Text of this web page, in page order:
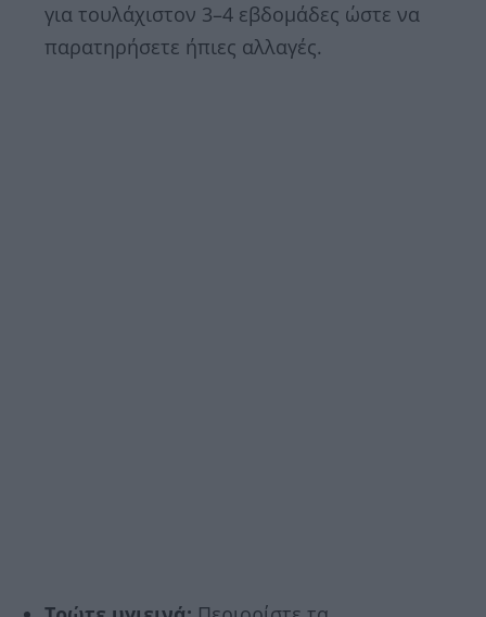
για τουλάχιστον 3–4 εβδομάδες ώστε να
παρατηρήσετε ήπιες αλλαγές.